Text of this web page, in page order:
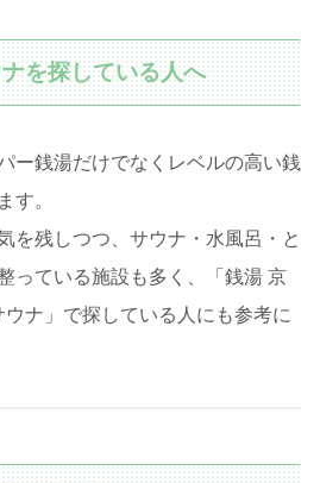
を探している人へ
ー銭湯だけでなくレベルの高い銭
す。
を残しつつ、サウナ・水風呂・と
っている施設も多く、「銭湯 京
ナ」で探している人にも参考に